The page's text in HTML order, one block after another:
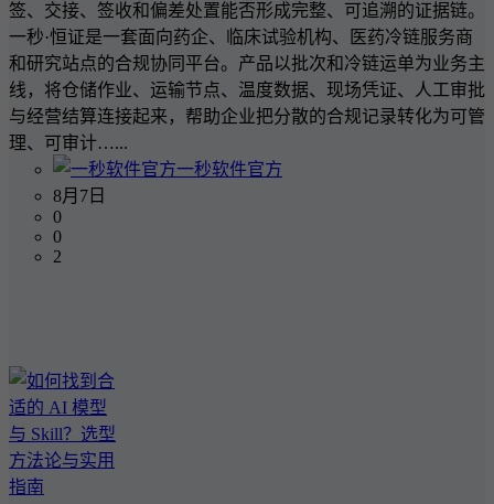
签、交接、签收和偏差处置能否形成完整、可追溯的证据链。
一秒·恒证是一套面向药企、临床试验机构、医药冷链服务商
和研究站点的合规协同平台。产品以批次和冷链运单为业务主
线，将仓储作业、运输节点、温度数据、现场凭证、人工审批
与经营结算连接起来，帮助企业把分散的合规记录转化为可管
理、可审计…...
一秒软件官方
8月7日
0
0
2